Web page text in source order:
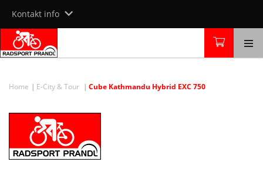
content
Kontakt info
Home E-City & Tour Cube Kathmandu Hybrid EXC 750